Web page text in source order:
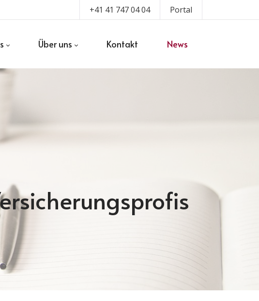
+41 41 747 04 04 Portal
Über uns Kontakt News